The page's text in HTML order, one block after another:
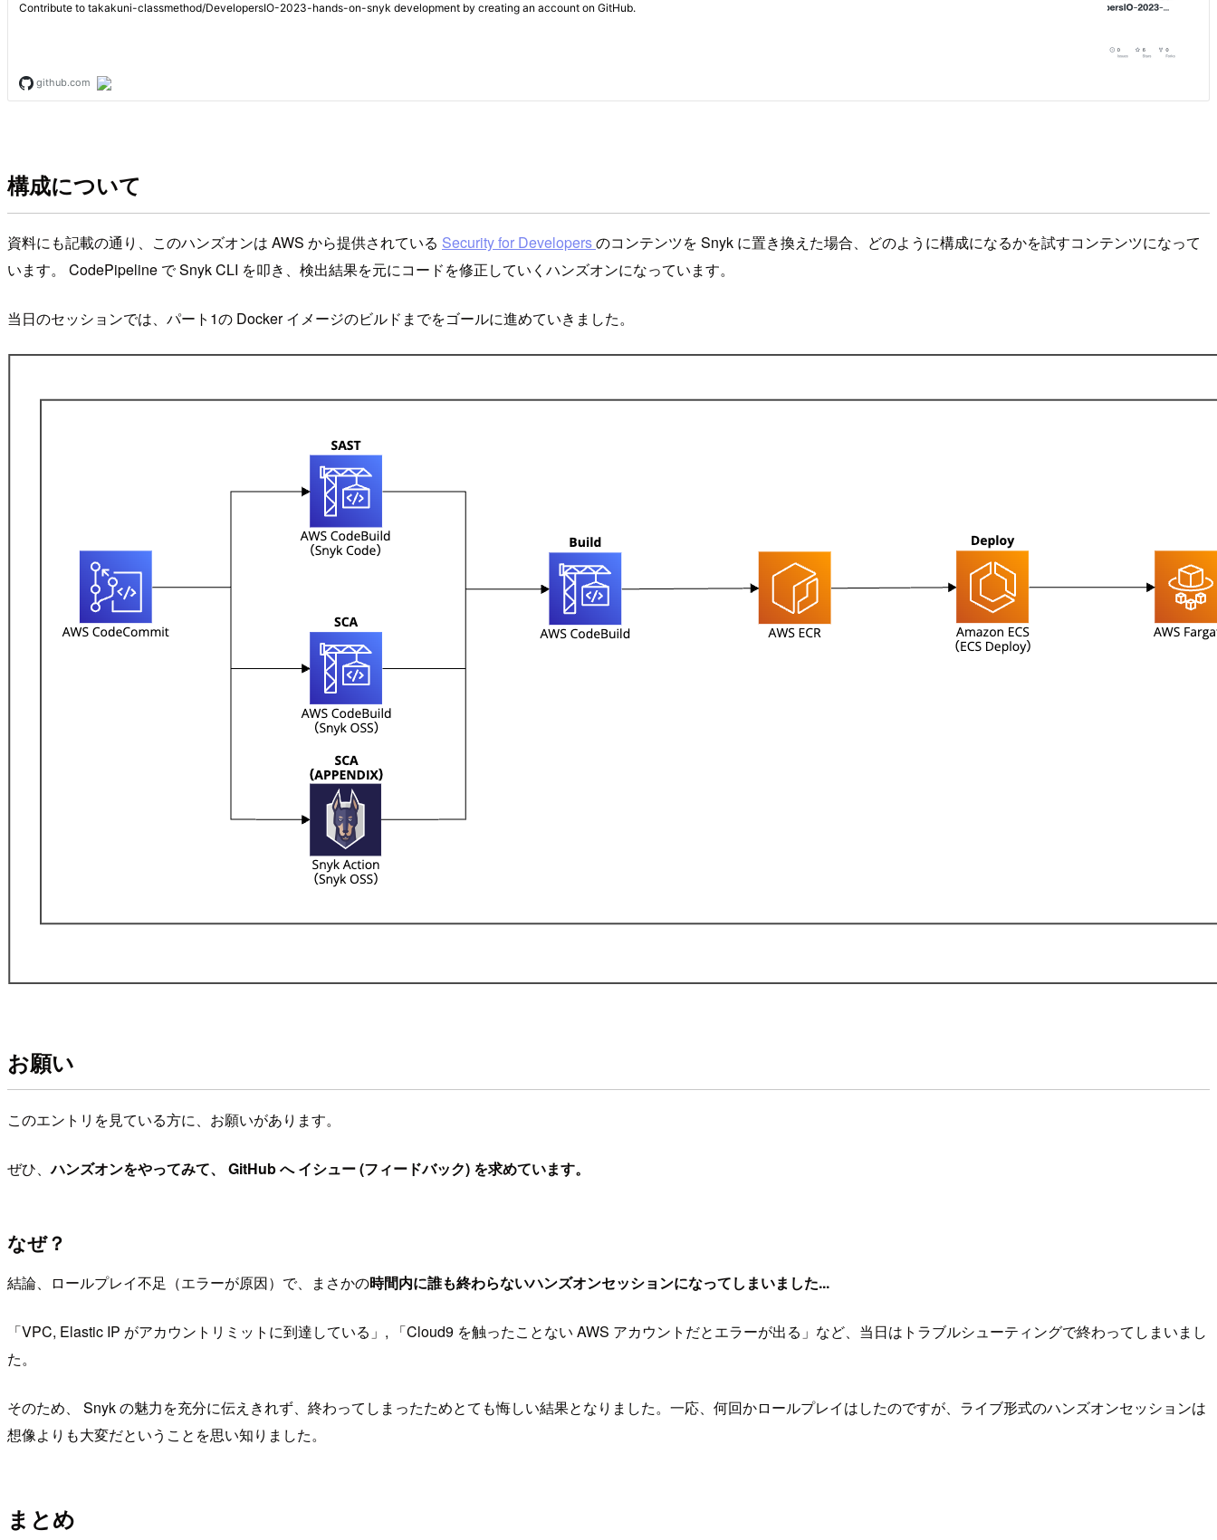
構成について
資料にも記載の通り、このハンズオンは AWS から提供されている Security for Developersのコンテンツを Snyk に置き換えた場合、どのように構成になるかを試すコンテンツになって
います。 CodePipeline で Snyk CLI を叩き、検出結果を元にコードを修正していくハンズオンになっています。
当日のセッションでは、パート1の Docker イメージのビルドまでをゴールに進めていきました。
お願い
このエントリを見ている方に、お願いがあります。
ぜひ、ハンズオンをやってみて、 GitHub へ イシュー (フィードバック) を求めています。
なぜ？
結論、ロールプレイ不足（エラーが原因）で、まさかの時間内に誰も終わらないハンズオンセッションになってしまいました...
「VPC, Elastic IP がアカウントリミットに到達している」, 「Cloud9 を触ったことない AWS アカウントだとエラーが出る」など、当日はトラブルシューティングで終わってしまいまし
た。
そのため、 Snyk の魅力を充分に伝えきれず、終わってしまったためとても悔しい結果となりました。一応、何回かロールプレイはしたのですが、ライブ形式のハンズオンセッションは
想像よりも大変だということを思い知りました。
まとめ